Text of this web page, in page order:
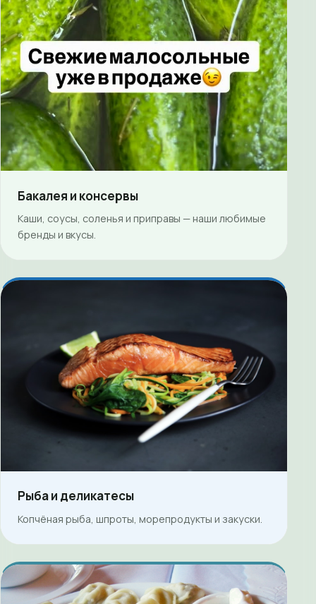
Бакалея и консервы
Каши, соусы, соленья и приправы — наши любимые
бренды и вкусы.
Рыба и деликатесы
Копчёная рыба, шпроты, морепродукты и закуски.